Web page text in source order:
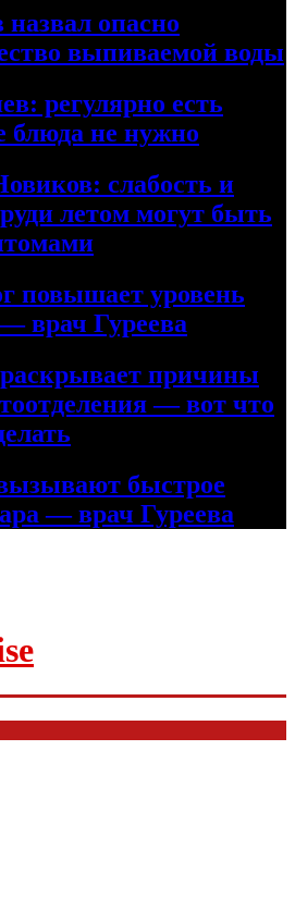
опасно
выпиваемой воды
регулярно есть
блюда не нужно
слабость и
летом могут быть
повышает уровень
врач Гуреева
причины
— вот что
быстрое
— врач Гуреева